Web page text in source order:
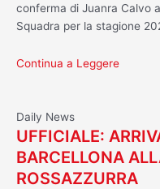
conferma di Juanra Calvo
Squadra per la stagione
Continua a Leggere
Daily News
UFFICIALE:
BARCELLONA
ROSSAZZURRA